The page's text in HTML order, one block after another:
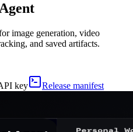
image generation, video
and saved artifacts.
key Release manifest